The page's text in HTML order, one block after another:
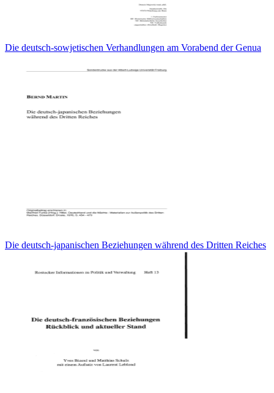
Die deutsch-sowjetischen Verhandlungen am Vorabend der Genua
Die deutsch-japanischen Beziehungen während des Dritten Reiches